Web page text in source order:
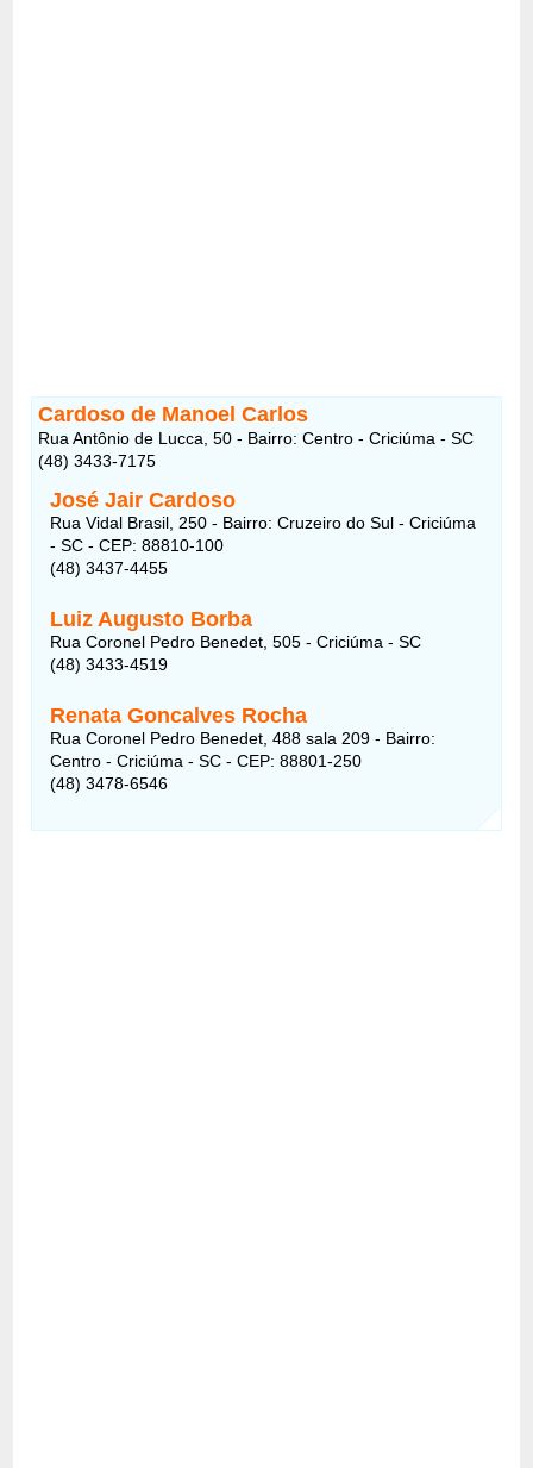
Cardoso de Manoel Carlos
Rua Antônio de Lucca, 50 - Bairro: Centro - Criciúma - SC
(48) 3433-7175
José Jair Cardoso
Rua Vidal Brasil, 250 - Bairro: Cruzeiro do Sul - Criciúma
- SC - CEP: 88810-100
(48) 3437-4455
Luiz Augusto Borba
Rua Coronel Pedro Benedet, 505 - Criciúma - SC
(48) 3433-4519
Renata Goncalves Rocha
Rua Coronel Pedro Benedet, 488 sala 209 - Bairro:
Centro - Criciúma - SC - CEP: 88801-250
(48) 3478-6546